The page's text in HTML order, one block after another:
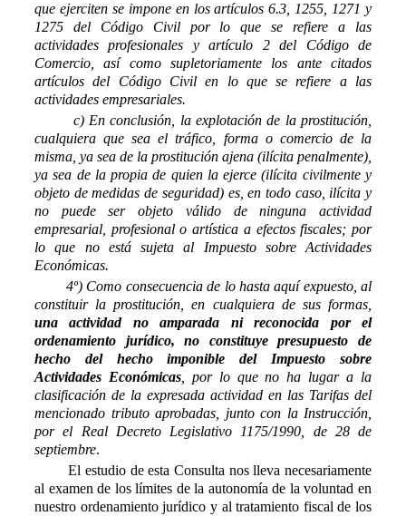
que ejerciten se impone en los artículos 6.3, 1255, 1271 y
1275 del Código Civil por lo que se refiere a las
actividades profesionales y artículo 2 del Código de
Comercio, así como supletoriamente los ante citados
artículos del Código Civil en lo que se refiere a las
actividades empresariales.
c) En conclusión, la explotación de la prostitución,
cualquiera que sea el tráfico, forma o comercio de la
misma, ya sea de la prostitución ajena (ilícita penalmente),
ya sea de la propia de quien la ejerce (ilícita civilmente y
objeto de medidas de seguridad) es, en todo caso, ilícita y
no puede ser objeto válido de ninguna actividad
empresarial, profesional o artística a efectos fiscales; por
lo que no está sujeta al Impuesto sobre Actividades
Económicas.
4º) Como consecuencia de lo hasta aquí expuesto, al
constituir la prostitución, en cualquiera de sus formas,
una actividad no amparada ni reconocida por el
ordenamiento jurídico, no constituye presupuesto de
hecho del hecho imponible del Impuesto sobre
Actividades Económicas, por lo que no ha lugar a la
clasificación de la expresada actividad en las Tarifas del
mencionado tributo aprobadas, junto con la Instrucción,
por el Real Decreto Legislativo 1175/1990, de 28 de
septiembre.
El estudio de esta Consulta nos lleva necesariamente
al examen de los límites de la autonomía de la voluntad en
nuestro ordenamiento jurídico y al tratamiento fiscal de los